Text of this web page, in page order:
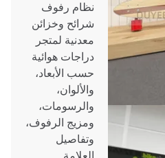
نظام رفوف
شرائح وخزائن
معدنية لمتجر
دراجات هوائية
حسب الأبعاد،
والألوان،
والرسومات،
ومزيج الرفوف،
وتفاصيل